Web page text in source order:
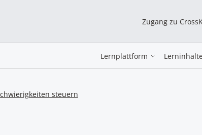
Zugang zu
Lernplattform
steuern